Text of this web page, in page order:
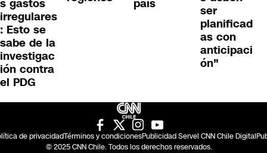
s gastos
irregulares
: Esto se
sabe de la
investigac
ión contra
el PDG
país
ser
planificad
as con
anticipaci
ón"
de privacidadTérminos y condicionesPublicidad Servel CNN Chile Digital
© 2025 CNN Chile. Todos los derechos reservados.